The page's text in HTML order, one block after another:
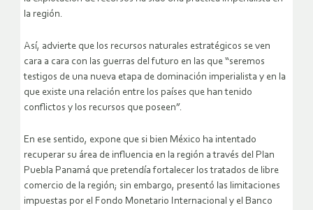
la región.
Así, advierte que los recursos naturales estratégicos se ven
cara a cara con las guerras del futuro en las que “seremos
testigos de una nueva etapa de dominación imperialista y en la
que existe una relación entre los países que han tenido
conflictos y los recursos que poseen”.
En ese sentido, expone que si bien México ha intentado
recuperar su área de influencia en la región a través del Plan
Puebla Panamá que pretendía fortalecer los tratados de libre
comercio de la región; sin embargo, presentó las limitaciones
impuestas por el Fondo Monetario Internacional y el Banco